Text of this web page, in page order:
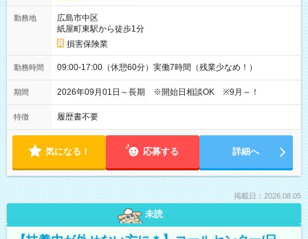
勤務地
広島市中区
紙屋町東駅から徒歩1分
損害保険業
勤務時間 09:00-17:00（休憩60分）実働7時間（残業少なめ！）
期間 2026年09月01日～長期 ※開始日相談OK ※9月～！
特徴 履歴書不要
気になる！ 応募する 詳細へ
掲載日：2026.08.05
未読